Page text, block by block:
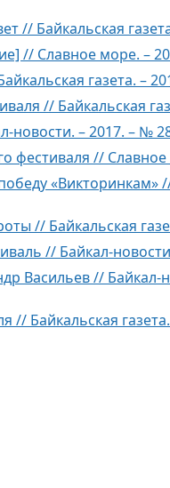
// Байкальская
// Славное море. –
газета. –
// Байкальская
новости. – 2017. – №
фестиваля //
«Викторинкам»
// Байкальская
// Байкал-
Васильев // Байкал-
Байкальская